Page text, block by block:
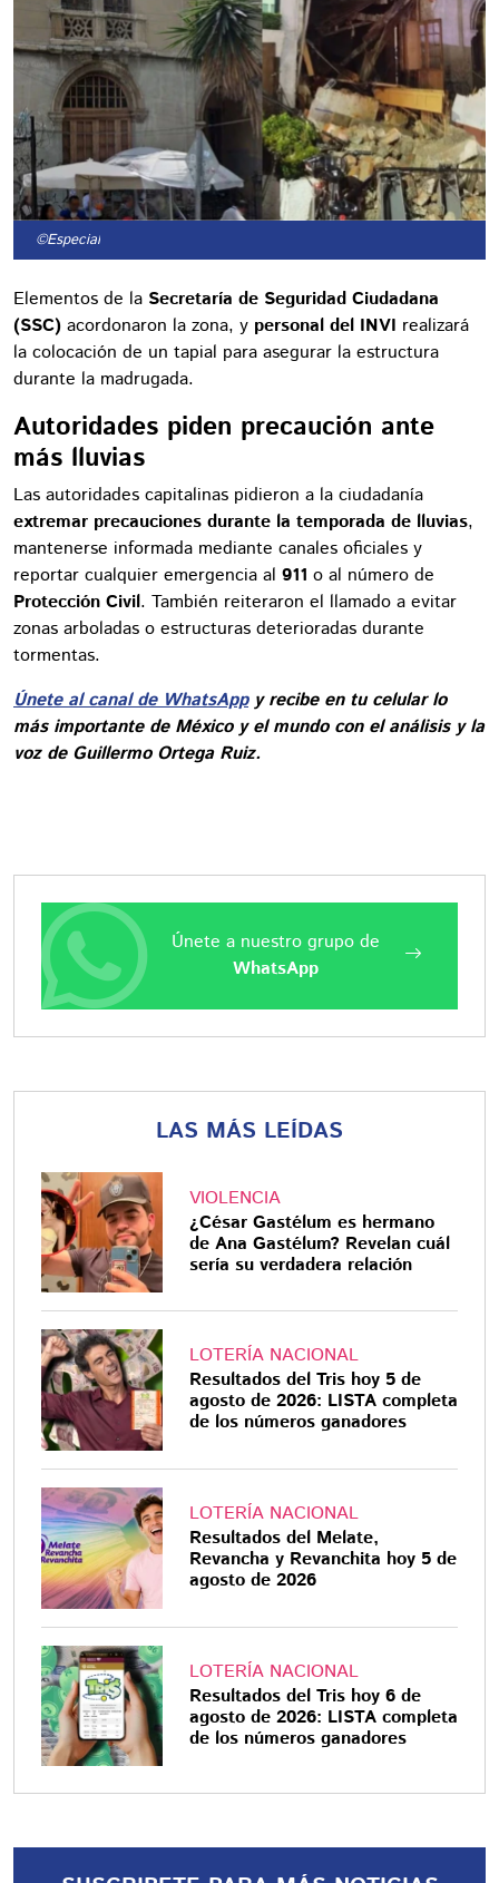
©Especial
Elementos de la Secretaría de Seguridad Ciudadana
(SSC) acordonaron la zona, y personal del INVI realizará
la colocación de un tapial para asegurar la estructura
durante la madrugada.
Autoridades piden precaución ante
más lluvias
Las autoridades capitalinas pidieron a la ciudadanía
extremar precauciones durante la temporada de lluvias,
mantenerse informada mediante canales oficiales y
reportar cualquier emergencia al 911 o al número de
Protección Civil. También reiteraron el llamado a evitar
zonas arboladas o estructuras deterioradas durante
tormentas.
Únete al canal de WhatsAppy recibe en tu celular lo
más importante de México y el mundo con el análisis y la
voz de Guillermo Ortega Ruiz.
Únete a nuestro grupo de
WhatsApp
LAS MÁS LEÍDAS
VIOLENCIA
¿César Gastélum es hermano
de Ana Gastélum? Revelan cuál
sería su verdadera relación
LOTERÍA NACIONAL
Resultados del Tris hoy 5 de
agosto de 2026: LISTA completa
de los números ganadores
LOTERÍA NACIONAL
Resultados del Melate,
Revancha y Revanchita hoy 5 de
agosto de 2026
LOTERÍA NACIONAL
Resultados del Tris hoy 6 de
agosto de 2026: LISTA completa
de los números ganadores